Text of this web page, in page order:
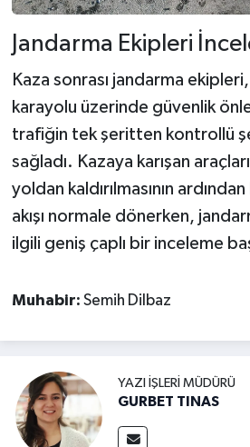
Jandarma Ekipleri
Kaza sonrası jandarma
karayolu üzerinde güvenlik
trafiğin tek şeritten kontrollü
sağladı. Kazaya karışan
yoldan kaldırılmasının
akışı normale dönerken,
ilgili geniş çaplı bir inceleme
Muhabir: Semih Dilbaz
YAZI İŞLERI MÜDÜRÜ
GURBET TINAS